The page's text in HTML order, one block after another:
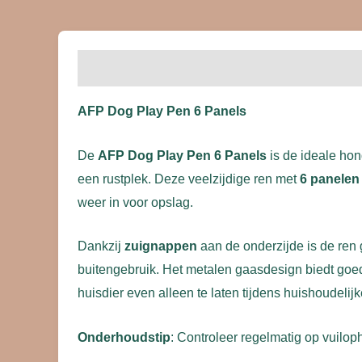
AFP Dog Play Pen 6 Panels
De AFP Dog Play Pen 6 Panels is de ideale
een rustplek. Deze veelzijdige ren met6 panelen
weer in voor opslag.
Dankzij zuignappen aan de onderzijde is de
buitengebruik. Het metalen gaasdesign biedt
huisdier even alleen te laten tijdens
Onderhoudstip: Controleer regelmatig op